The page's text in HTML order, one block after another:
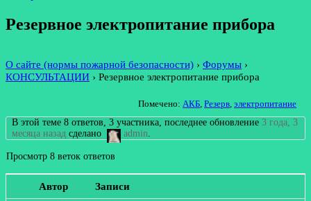
Резервное электропитание прибора
О сайте (нормы пожарной безопасности) › Форумы ›
КОНСУЛЬТАЦИИ › Резервное электропитание прибора
Помечено:АКБ,Резерв,электропитание
В этой теме 8 ответов, 3 участника, последнее обновление3 года, 3
месяца назад сделано admin
Просмотр 8 веток ответов
Автор Записи